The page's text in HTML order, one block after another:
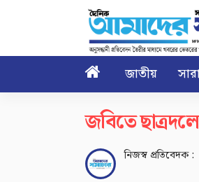
 জাতীয়
জবিতে
নিজস্ব প্রতিবেদক :